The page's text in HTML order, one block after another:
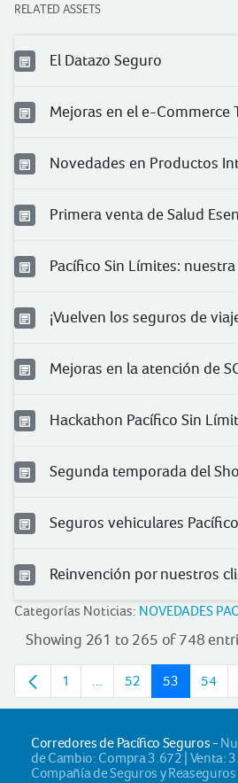
RELATED ASSETS
El Datazo Seguro
Mejoras en el e-Commerce
Novedades en Productos
Primera venta de Salud
Pacífico Sin Límites:
¡Vuelven los seguros de
Mejoras en la atención de
Hackathon Pacífico Sin
Segunda temporada del
Reinvención por nuestros
Categorías Noticias: NOVEDADES
Showing 261 to 265 of 748
Page
1 ...Intermediate pages
Page
52 Page
53 Page
54
Corredores de Pacífico Seguros -
de Cambio: Compra 3.672 | Venta:
Compañía de Seguros y